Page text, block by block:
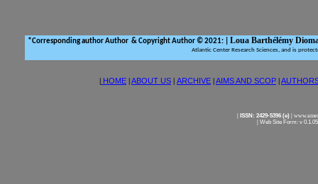
ISSN: 2429-5396 (e)|
Web Site Form: v
| HOME |ABOUT US | ARCHIVE |AIMS AND SCOP |
*Corresponding author Author & Copyright Author © 2021: Loua Barthélémy
Atlantic Center Research Sciences, and is